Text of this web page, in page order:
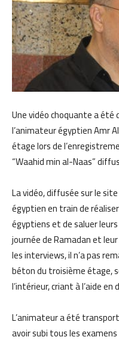
Une vidéo choquante a
l’animateur égyptien Amr
étage lors de
“Waahid min al-Naas”
La vidéo, diffusée sur le
égyptien en train de
égyptiens et de saluer
journée de Ramadan et
les interviews, il n’a pas
béton du troisième étage,
l’intérieur, criant à l’aide en
L’animateur a été
avoir subi tous les